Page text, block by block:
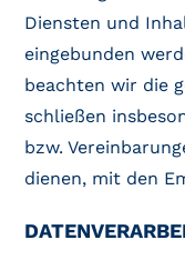
Diensten und
eingebunden
beachten wir die
schließen
bzw.
dienen, mit den